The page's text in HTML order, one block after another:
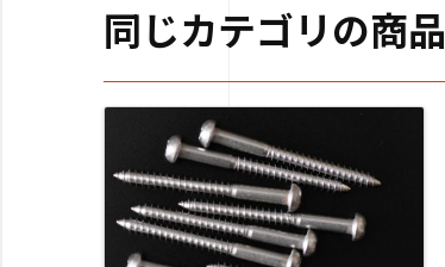
同じカテゴリの商品